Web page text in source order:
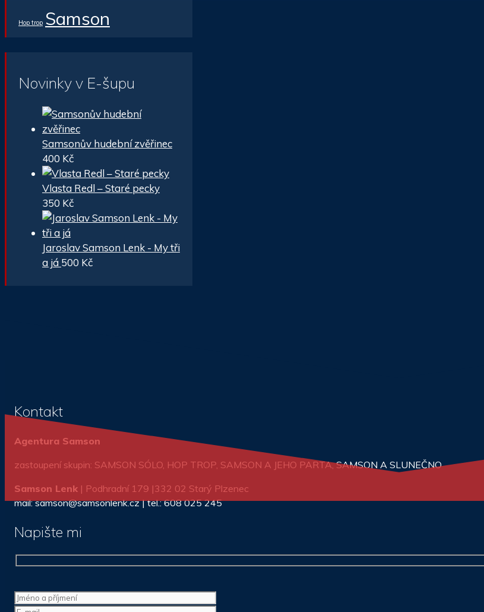
Hop trop Samson
Novinky v E-šupu
Samsonův hudební zvěřinec
400 Kč
Vlasta Redl – Staré pecky
350 Kč
Jaroslav Samson Lenk - My tři
a já 500 Kč
Kontakt
Agentura Samson
zastoupení skupin: SAMSON SÓLO, HOP TROP, SAMSON A JEHO PARTA, SAMSON A SLUNEČNO
Samson Lenk | Podhradní 179 |332 02 Starý Plzenec
mail: samson@samsonlenk.cz | tel.: 608 025 245
Napište mi